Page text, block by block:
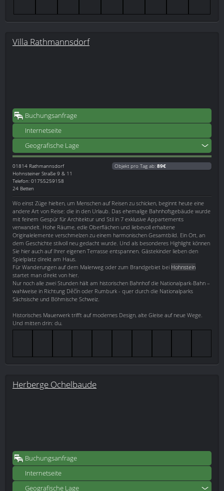
Villa Rathmannsdorf
Buchungsanfrage
Internetseite
Geografische Lage
01814 Rathmannsdorf
Hohnsteiner Straße 9 & 11
Telefon: 01755259158
24 Betten
Objekt pro Tag ab: 89€
Wo einst Züge hielten, um Menschen auf Reisen zu schicken, beginnt heute eine
andere Art von Reise: die in den Urlaub. Das ehemalige Bahnhofsgebäude wurde
mit feinem Gespür für Architektur und Stil in 7 exklusive Appartements
verwandelt. Hohe Räume, edle Oberflächen und liebevoll erhaltene
Originalelemente verschmelzen zu einem harmonischen Gesamtbild. Ein Ort, an
dem Geschichte stilvoll neu gedacht wurde. Und als besonderes Highlight können
Sie hier auch auf Ihrer eigenen Terrasse entspannen. Gästekinder lieben den
Spielplatz direkt am Haus.
Für Wanderungen auf dem Malerweg oder zum Brandgebiet bei Hohnstein
startet man direkt von hier.
Nur noch alle zwei Stunden hält am historischen Bahnhof die Nationalpark-Bahn –
wahlweise in Richtung Děčín oder Rumburk - quer durch die Nationalparks
Sächsische und Böhmische Schweiz.
Historisches Mauerwerk trifft auf modernes Design, alte Gleise auf neue Wege.
Und mitten drin: du.
Herberge Ochelbaude
Buchungsanfrage
Internetseite
Geografische Lage